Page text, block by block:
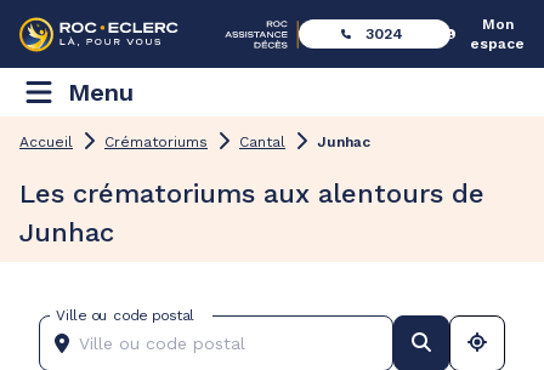
3024
Mon
espace
Menu
Accueil Crématoriums Cantal Junhac
Les crématoriums aux alentours de
Junhac
Ville ou code postal